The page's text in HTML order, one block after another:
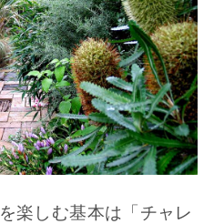
楽しむ基本は「チャレ